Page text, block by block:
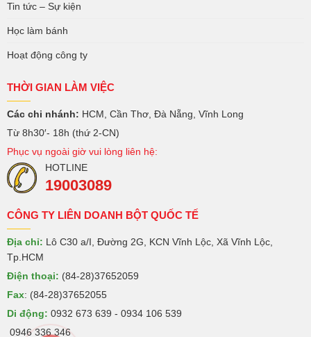
Tin tức – Sự kiện
Học làm bánh
Hoạt động công ty
THỜI GIAN LÀM VIỆC
Các chi nhánh: HCM, Cần Thơ, Đà Nẵng, Vĩnh Long
Từ 8h30′- 18h (thứ 2-CN)
Phục vụ ngoài giờ vui lòng liên hệ:
HOTLINE
19003089
CÔNG TY LIÊN DOANH BỘT QUỐC TẾ
Địa chỉ: Lô C30 a/I, Đường 2G, KCN Vĩnh Lộc, Xã Vĩnh Lộc,
Tp.HCM
Điện thoại: (84-28)37652059
Fax: (84-28)37652055
Di động: 0932 673 639 - 0934 106 539
0946 336 346